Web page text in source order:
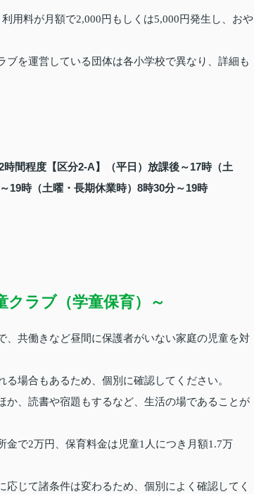
用料が月額で2,000円もしくは5,000円発生し、おや
を運営している団体は各小学校で異なり、詳細も
間程度【区分2‐A】（平日）放課後～17時（土
19時（土曜・長期休業時）8時30分～19時
クラブ（学童保育）～
共働きなど昼間に保護者がいない家庭の児童を対
場合もあるため、個別に確認してください。
、読書や宿題もするなど、生活の場であることが
で2万円、保育料金は児童1人につき月額1.7万
じて諸条件は変わるため、個別によく確認してく